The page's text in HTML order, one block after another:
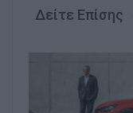
Δείτε Επίσης